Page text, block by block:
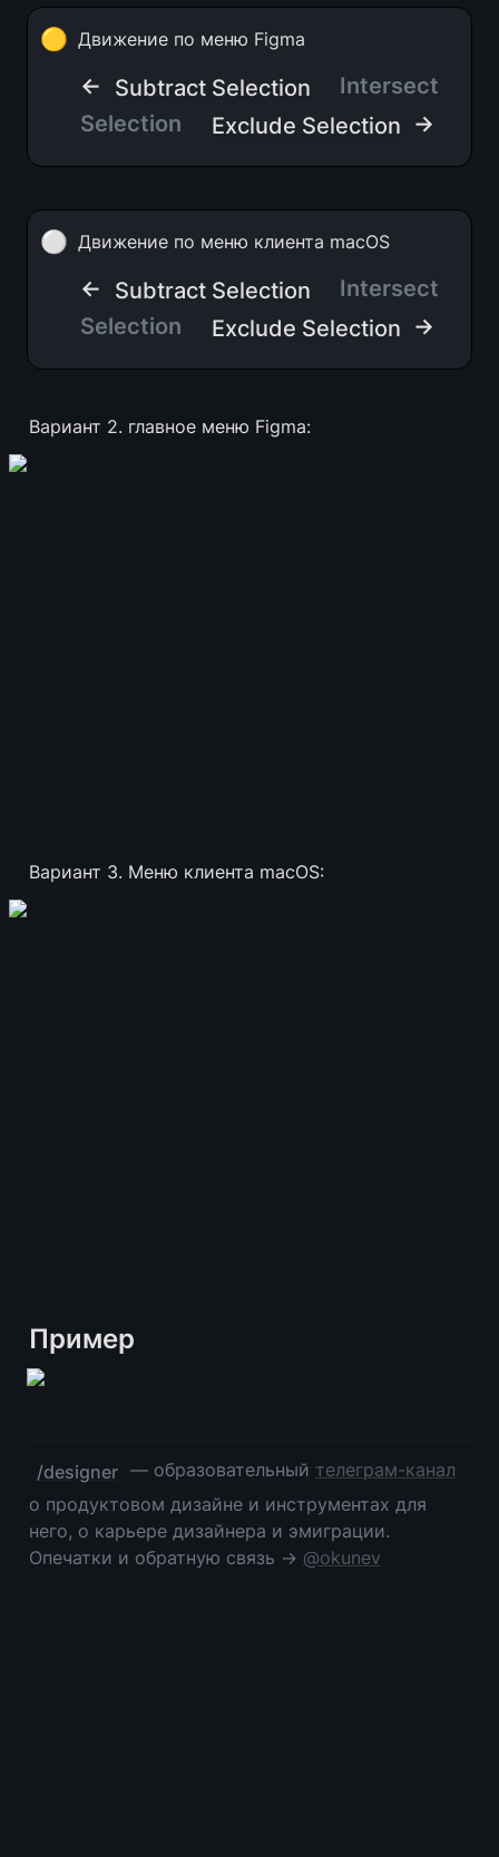
🟡 Движение по меню Figma
← Subtract Selection
Intersect
Selection
Exclude Selection →
⚪ Движение по меню клиента macOS
← Subtract Selection
Intersect
Selection
Exclude Selection →
Вариант 2. главное меню Figma:
Вариант 3. Меню клиента macOS:
Пример
/designer — образовательный телеграм-канал
о продуктовом дизайне и инструментах для
него, о карьере дизайнера и эмиграции.
Опечатки и обратную связь → @okunev